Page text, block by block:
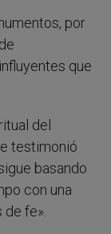
por
que
del
testimonió
basando
con una
fe».